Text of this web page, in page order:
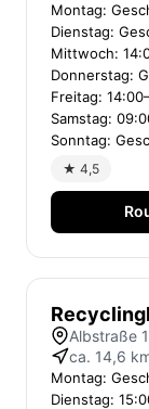
Montag:
Dienstag:
Mittwoch:
Donnerstag:
Freitag:
Samstag:
Sonntag:
★ 4,5
Albstraße
ca. 14,6
Montag:
Dienstag: